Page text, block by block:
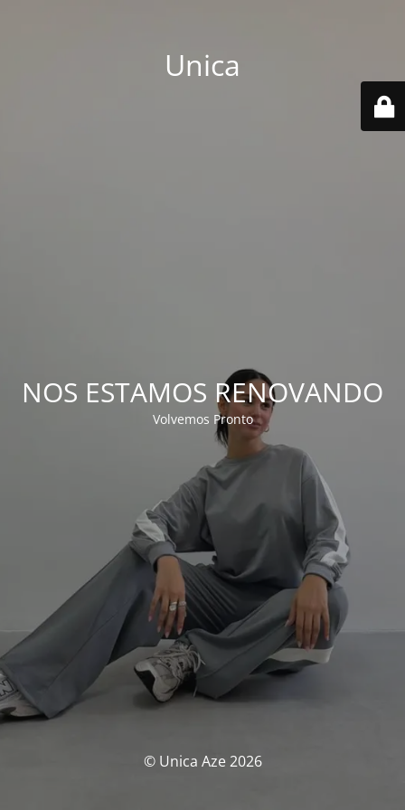
Unica
NOS ESTAMOS RENOVANDO
Volvemos Pronto
© Unica Aze 2026